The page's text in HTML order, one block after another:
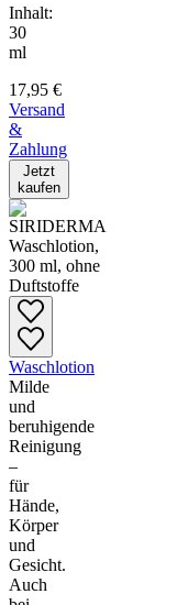
Inhalt:
30
ml
17,95 €
Versand
&
Zahlung
Jetzt
kaufen
Waschlotion
Milde
und
beruhigende
Reinigung
–
für
Hände,
Körper
und
Gesicht.
Auch